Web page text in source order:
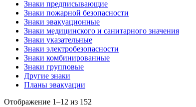
Знаки предписывающие
Знаки пожарной безопасности
Знаки эвакуационные
Знаки медицинского и санитарного значения
Знаки указательные
Знаки электробезопасности
Знаки комбинированные
Знаки групповые
Другие знаки
Планы эвакуации
Отображение 1–12 из 152